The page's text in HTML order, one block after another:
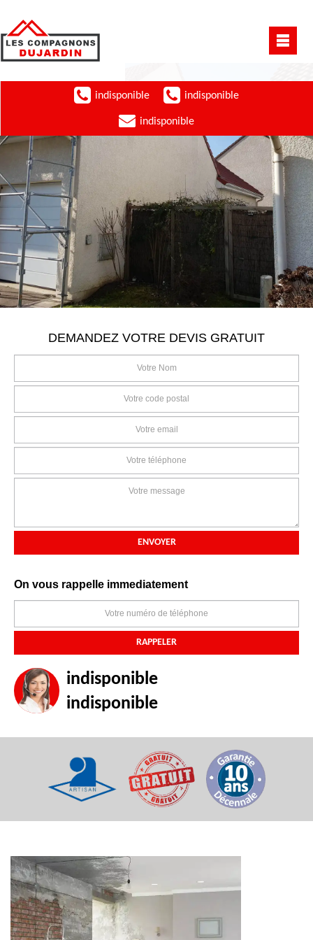
indisponible indisponible
indisponible
DEMANDEZ VOTRE DEVIS GRATUIT
On vous rappelle immediatement
indisponible
indisponible